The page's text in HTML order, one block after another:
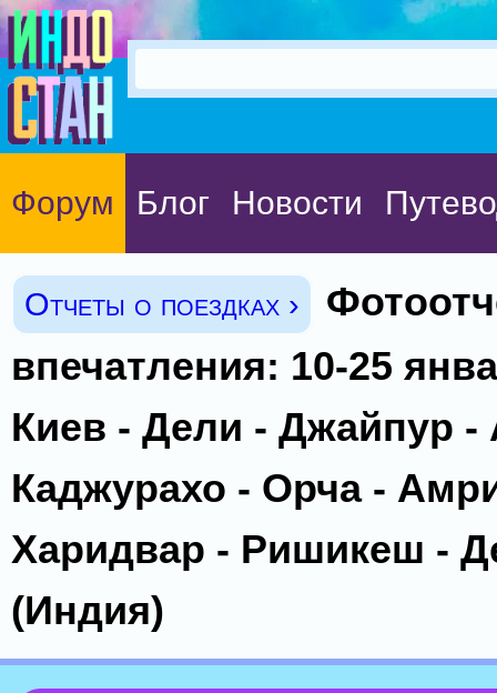
Форум Блог Новости
Отчеты о поездках ›
впечатления: 10-25
Киев - Дели - Джайпур -
Каджурахо - Орча -
Харидвар - Ришикеш -
(Индия)